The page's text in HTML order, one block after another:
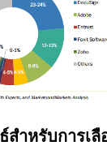
สำหรับการเ